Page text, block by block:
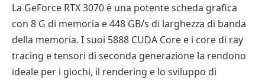
La GeForce RTX 3070 è una potente scheda grafica
con 8 G di memoria e 448 GB/s di larghezza di banda
della memoria. I suoi 5888 CUDA Core e i core di ray
tracing e tensori di seconda generazione la rendono
ideale per i giochi, il rendering e lo sviluppo di